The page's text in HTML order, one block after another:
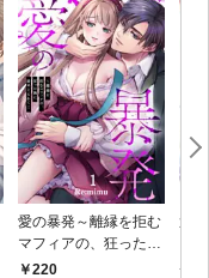
愛の暴発～離縁を拒む
マフィアの、狂った熱
に絡めとられて…１
220
運
【